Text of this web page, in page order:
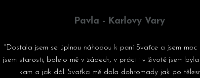
Pavla - Karlovy Vary
"Dostala jsem se úplnou náhodou k paní Svaťce a jsem moc
jsem starosti, bolelo mě v zádech, v práci i v životě jsem
kam a jak dál. Svaťka mě dala dohromady jak po